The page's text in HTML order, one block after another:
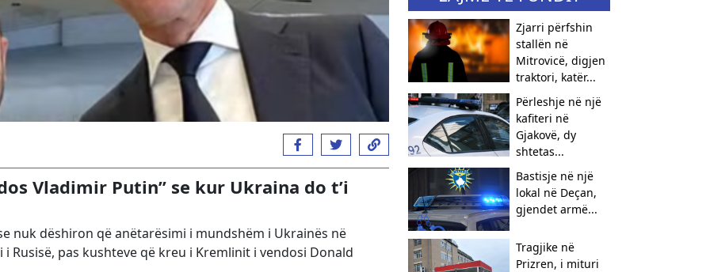
Vladimir Putin” se kur Ukraina do t’i
nuk dëshiron që anëtarësimi i mundshëm i Ukrainës në
Rusisë, pas kushteve që kreu i Kremlinit i vendosi Donald
Zjarri përfshin
stallën në
Mitrovicë, digjen
traktori, katër...
Përleshje në një
kafiteri në
Gjakovë, dy
shtetas...
Bastisje në një
lokal në Deçan,
gjendet armë...
Tragjike në
Prizren, i mituri